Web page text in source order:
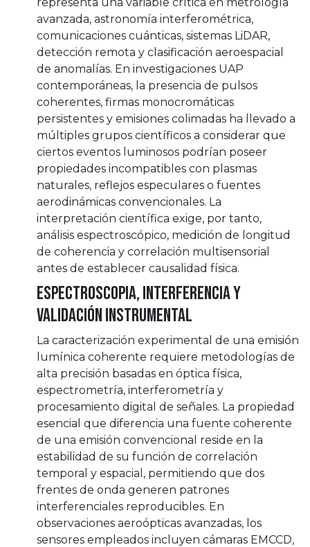
avanzada, astronomía interferométrica,
comunicaciones cuánticas, sistemas LiDAR,
detección remota y clasificación aeroespacial
de anomalías. En investigaciones UAP
contemporáneas, la presencia de pulsos
coherentes, firmas monocromáticas
persistentes y emisiones colimadas ha llevado a
múltiples grupos científicos a considerar que
ciertos eventos luminosos podrían poseer
propiedades incompatibles con plasmas
naturales, reflejos especulares o fuentes
aerodinámicas convencionales. La
interpretación científica exige, por tanto,
análisis espectroscópico, medición de longitud
de coherencia y correlación multisensorial
antes de establecer causalidad física.
Espectroscopia, interferencia y
validación instrumental
La caracterización experimental de una emisión
lumínica coherente requiere metodologías de
alta precisión basadas en óptica física,
espectrometría, interferometría y
procesamiento digital de señales. La propiedad
esencial que diferencia una fuente coherente
de una emisión convencional reside en la
estabilidad de su función de correlación
temporal y espacial, permitiendo que dos
frentes de onda generen patrones
interferenciales reproducibles. En
observaciones aeroópticas avanzadas, los
sensores empleados incluyen cámaras EMCCD,